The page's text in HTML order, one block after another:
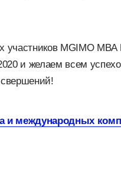
участников MGIMO MBA
и желаем всем
и международных